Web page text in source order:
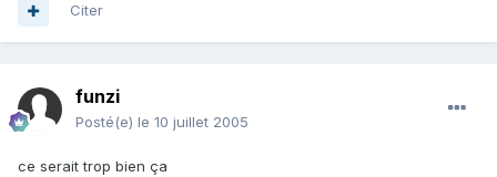
Citer
funzi
Posté(e) le 10 juillet 2005
ce serait trop bien ça